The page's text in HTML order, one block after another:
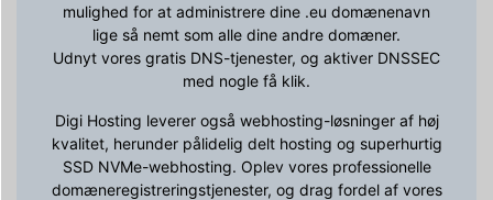
mulighed for at administrere dine .eu domænenavn
lige så nemt som alle dine andre domæner.
Udnyt vores gratis DNS-tjenester, og aktiver DNSSEC
med nogle få klik.
Digi Hosting leverer også webhosting-løsninger af høj
kvalitet, herunder pålidelig delt hosting og superhurtig
SSD NVMe-webhosting. Oplev vores professionelle
domæneregistreringstjenester, og drag fordel af vores